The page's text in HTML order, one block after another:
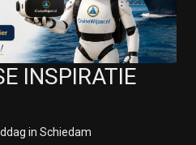
INSPIRATIE
in Schiedam